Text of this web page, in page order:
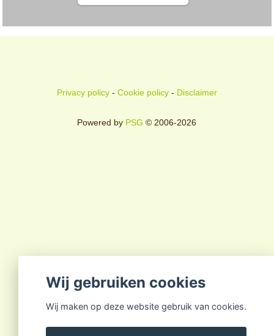
Privacy policy- Cookie policy- Disclaimer
Powered by PSG © 2006-2026
Wij gebruiken cookies
Wij maken op deze website gebruik van cookies.